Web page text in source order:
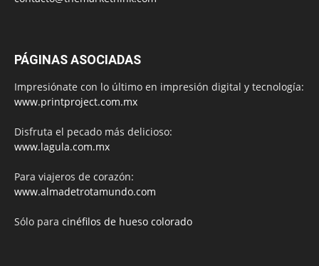
PÁGINAS ASOCIADAS
Impresiónate con lo último en impresión digital y tecnología:
www.printproject.com.mx
Disfruta el pecado más delicioso:
www.lagula.com.mx
Para viajeros de corazón:
www.almadetrotamundo.com
Sólo para cinéfilos de hueso colorado